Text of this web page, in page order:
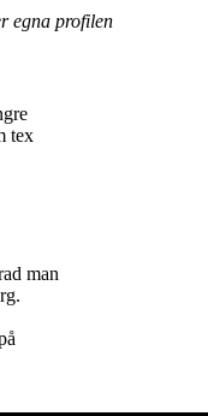
egna profilen
tex
man